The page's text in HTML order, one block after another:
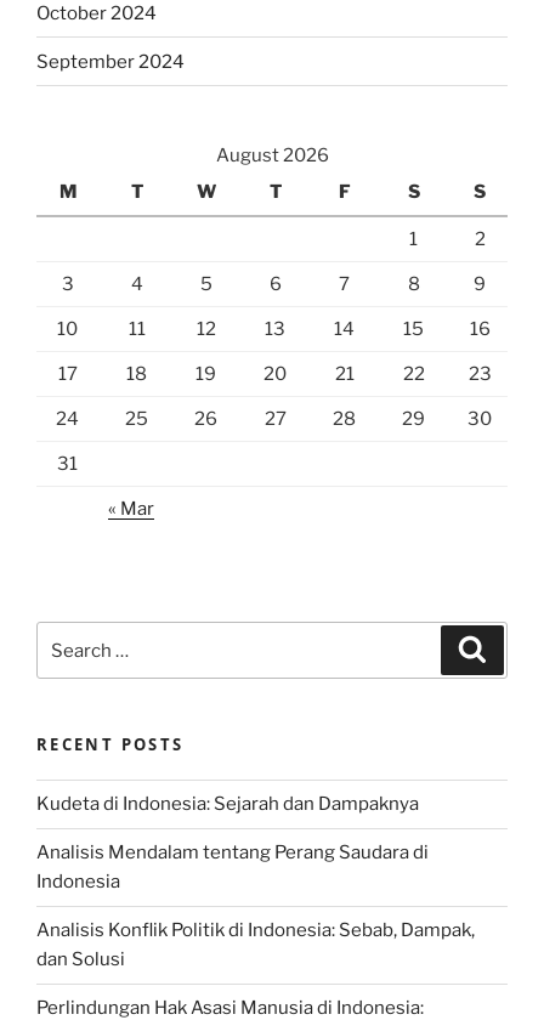
October 2024
September 2024
August 2026
M
T W T F S S
1 2
3 4 5 6 7 8 9
10 11 12 13 14 15 16
17 18 19 20 21 22 23
24 25 26 27 28 29 30
31
« Mar
for:
RECENT POSTS
Kudeta di Indonesia: Sejarah dan Dampaknya
Analisis Mendalam tentang Perang Saudara di
Indonesia
Analisis Konflik Politik di Indonesia: Sebab, Dampak,
dan Solusi
Perlindungan Hak Asasi Manusia di Indonesia: